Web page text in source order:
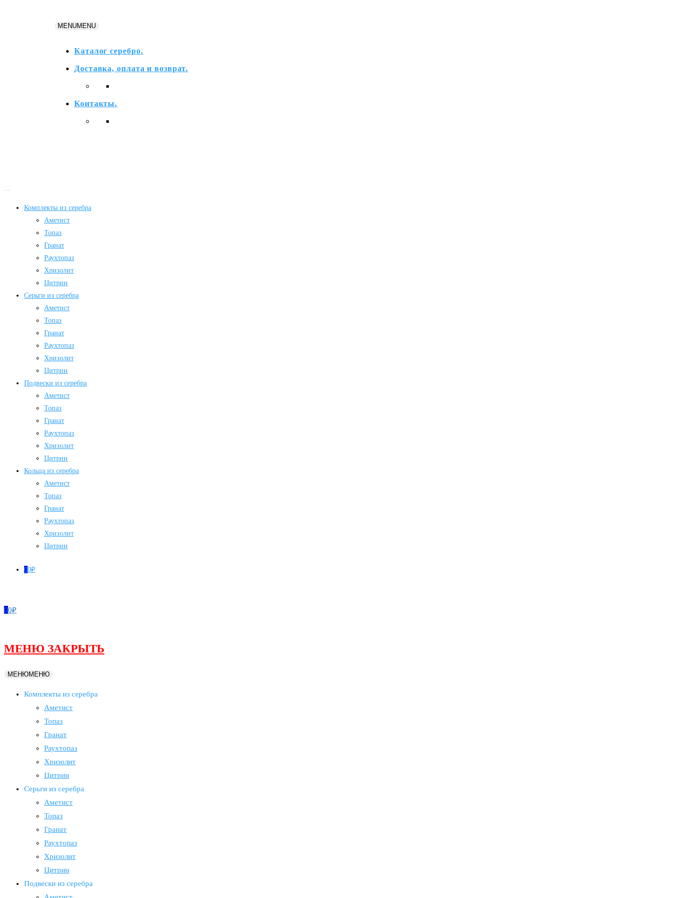
MENUMENU
Каталог серебро.
Доставка, оплата и возврат.
Контакты.
Комплекты из серебра
Аметист
Топаз
Гранат
Раухтопаз
Хризолит
Цитрин
Серьги из серебра
Аметист
Топаз
Гранат
Раухтопаз
Хризолит
Цитрин
Подвески из серебра
Аметист
Топаз
Гранат
Раухтопаз
Хризолит
Цитрин
Кольца из серебра
Аметист
Топаз
Гранат
Раухтопаз
Хризолит
Цитрин
00₽
00₽
МЕНЮ ЗАКРЫТЬ
МЕНЮМЕНЮ
Комплекты из серебра
Аметист
Топаз
Гранат
Раухтопаз
Хризолит
Цитрин
Серьги из серебра
Аметист
Топаз
Гранат
Раухтопаз
Хризолит
Цитрин
Подвески из серебра